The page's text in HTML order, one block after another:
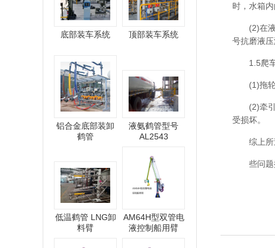
底部装车系统 顶部装车系统
铝合金底部装卸
鹤管
液氨鹤管型号
AL2543
低温鹤管 LNG卸
料臂
AM64H型双管电
液控制船用臂
时，水箱
(2)在液
号抗磨液压
1.5爬车
(1)拖轮轴
(2)牵引
受损坏。
综上所述
些问题提